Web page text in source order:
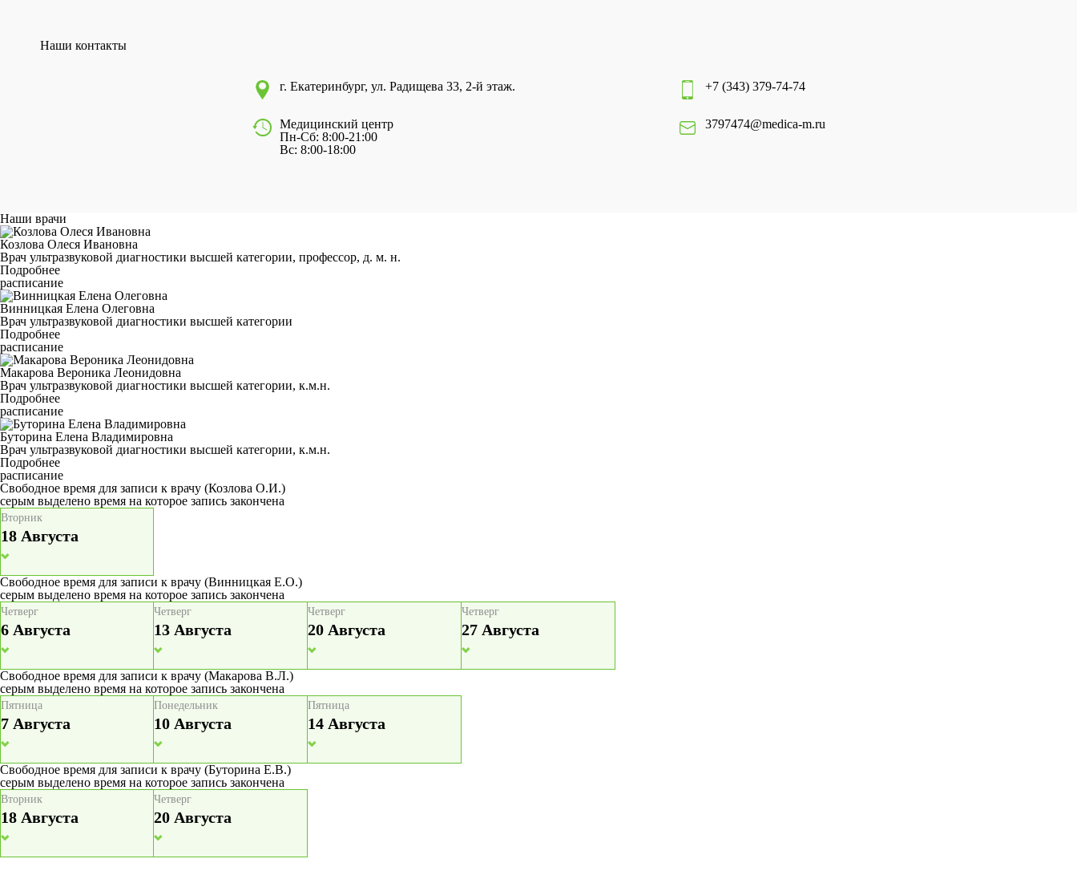
Наши контакты
г. Екатеринбург, ул. Радищева 33, 2-й этаж.
Медицинский центр
Пн-Сб: 8:00-21:00
Вс: 8:00-18:00
+7 (343) 379-74-74
3797474@medica-m.ru
Наши врачи
Козлова Олеся Ивановна
Врач ультразвуковой диагностики высшей категории, профессор, д. м. н.
Подробнее
расписание
Винницкая Елена Олеговна
Врач ультразвуковой диагностики высшей категории
Подробнее
расписание
Макарова Вероника Леонидовна
Врач ультразвуковой диагностики высшей категории, к.м.н.
Подробнее
расписание
Буторина Елена Владимировна
Врач ультразвуковой диагностики высшей категории, к.м.н.
Подробнее
расписание
Свободное время для записи к врачу (Козлова О.И.)
серым выделено время на которое запись закончена
Вторник
18 Августа
Свободное время для записи к врачу (Винницкая Е.О.)
серым выделено время на которое запись закончена
Четверг
6 Августа
Четверг
13 Августа
Четверг
20 Августа
Четверг
27 Августа
Свободное время для записи к врачу (Макарова В.Л.)
серым выделено время на которое запись закончена
Пятница
7 Августа
Понедельник
10 Августа
Пятница
14 Августа
Свободное время для записи к врачу (Буторина Е.В.)
серым выделено время на которое запись закончена
Вторник
18 Августа
Четверг
20 Августа